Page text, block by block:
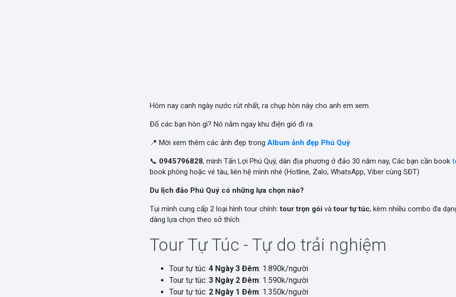
Hôm nay canh ngày nước rút nhất, ra chụp hòn này cho anh em xem.
Đố các bạn hòn gì? Nó nằm ngay khu điện gió đi ra.
📍 Mời xem thêm các ảnh đẹp trong Album ảnh đẹp Phú Quý
📞 0945796828, mình Tấn Lợi Phú Quý, dân địa phương ở đảo 30 năm nay, Các bạn cần book
book phòng hoặc vé tàu, liên hệ mình nhé (Hotline, Zalo, WhatsApp, Viber cùng SĐT)
Du lịch đảo Phú Quý có những lựa chọn nào?
Tụi mình cung cấp 2 loại hình tour chính:tour trọn gói vàtour tự túc, kèm nhiều combo đa
dàng lựa chọn theo sở thích.
Tour Tự Túc - Tự do trải nghiệm
Tour tự túc: 4 Ngày 3 Đêm: 1.890k/người
Tour tự túc: 3 Ngày 2 Đêm: 1.590k/người
Tour tự túc: 2 Ngày 1 Đêm: 1.350k/người